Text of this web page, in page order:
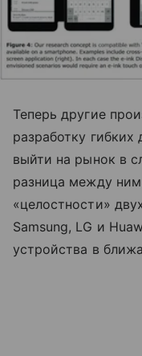
Теперь другие
разработку
выйти на рынок в
разница между
«целостности»
Samsung, LG и
устройства в